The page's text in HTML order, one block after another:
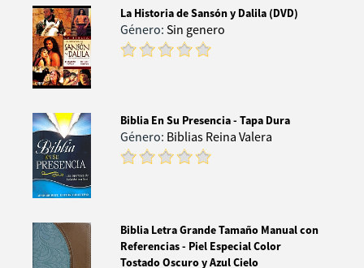
La Historia de Sansón y Dalila (DVD)
Género: Sin genero
Biblia En Su Presencia - Tapa Dura
Género: Biblias Reina Valera
Biblia Letra Grande Tamaño Manual con
Referencias - Piel Especial Color
Tostado Oscuro y Azul Cielo